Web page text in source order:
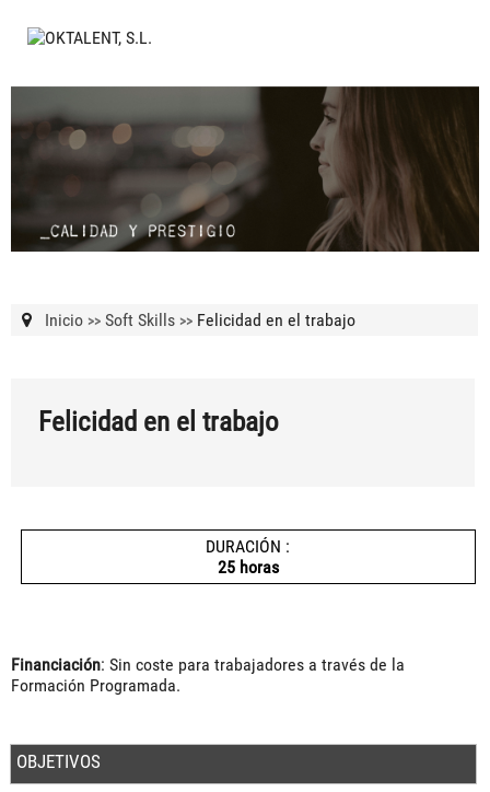
Inicio >> Soft Skills >> Felicidad en el trabajo
Felicidad en el trabajo
DURACIÓN :
25 horas
Financiación: Sin coste para trabajadores a través de la
Formación Programada.
OBJETIVOS